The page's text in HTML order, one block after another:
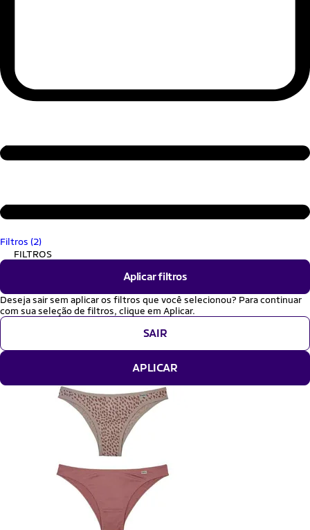
Filtros (2)
FILTROS
Aplicar filtros
Deseja sair sem aplicar os filtros que você selecionou? Para continuar
com sua seleção de filtros, clique em Aplicar.
SAIR
APLICAR